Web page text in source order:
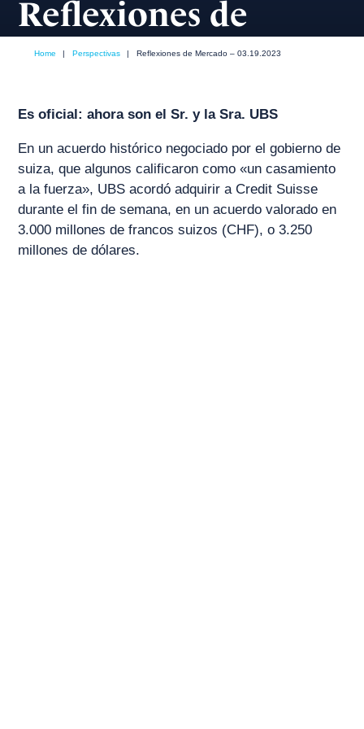
Reflexiones de
Mercado – 03.19.2023
Home | Perspectivas | Reflexiones de Mercado – 03.19.2023
Es oficial: ahora son el Sr. y la Sra. UBS
En un acuerdo histórico negociado por el gobierno de
suiza, que algunos calificaron como «un casamiento
a la fuerza», UBS acordó adquirir a Credit Suisse
durante el fin de semana, en un acuerdo valorado en
3.000 millones de francos suizos (CHF), o 3.250
millones de dólares.